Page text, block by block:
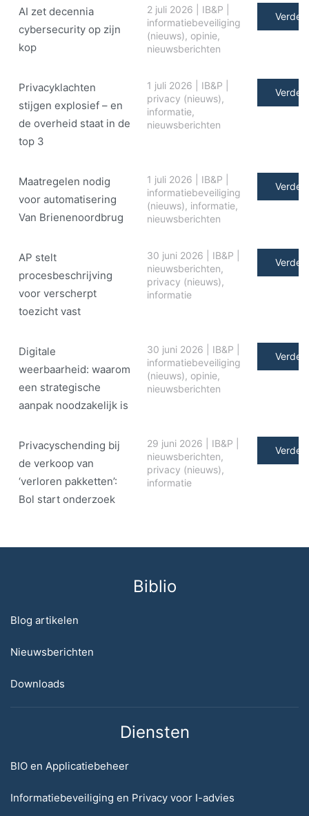
AI zet decennia
cybersecurity op zijn
kop
2 juli 2026 IB&P
informatiebeveiliging
(nieuws), opinie,
nieuwsberichten
Verder
Privacyklachten
stijgen explosief – en
de overheid staat in de
top 3
1 juli 2026 IB&P
privacy (nieuws),
informatie,
nieuwsberichten
Verder
Maatregelen nodig
voor automatisering
Van Brienenoordbrug
1 juli 2026 IB&P
informatiebeveiliging
(nieuws), informatie,
nieuwsberichten
Verder
AP stelt
procesbeschrijving
voor verscherpt
toezicht vast
30 juni 2026 IB&P
nieuwsberichten,
privacy (nieuws),
informatie
Verder
Digitale
weerbaarheid: waarom
een strategische
aanpak noodzakelijk is
30 juni 2026 IB&P
informatiebeveiliging
(nieuws), opinie,
nieuwsberichten
Verder
Privacyschending bij
de verkoop van
‘verloren pakketten’:
Bol start onderzoek
29 juni 2026 IB&P
nieuwsberichten,
privacy (nieuws),
informatie
Verder
Biblio
Blog artikelen
Nieuwsberichten
Downloads
Diensten
BIO en Applicatiebeheer
Informatiebeveiliging en Privacy voor I-advies